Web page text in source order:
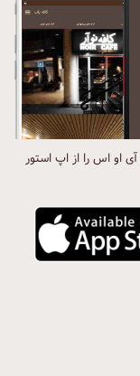
آی او اس را از اپ استور